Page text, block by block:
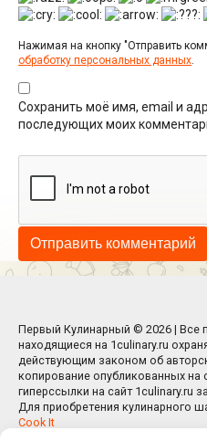
Нажимая на кнопку "Отправить
обработку персональных данных.
Сохранить моё имя, email и
последующих моих
Первый Кулинарный © 2026 | Все
находящиеся на 1culinary.ru
действующим законом об
копирование опубликованных на
гиперссылки на сайт 1culinary.ru
Для приобретения кулинарного
Cook It